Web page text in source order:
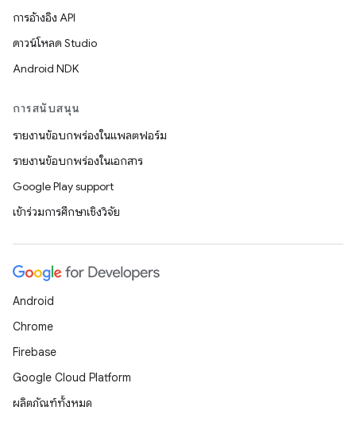
การอ้างอิง API
ดาวน์โหลด Studio
Android NDK
การสนับสนุน
รายงานข้อบกพร่องในแพลตฟอร์ม
รายงานข้อบกพร่องในเอกสาร
Google Play support
เข้าร่วมการศึกษาเชิงวิจัย
Android
Chrome
Firebase
Google Cloud Platform
ผลิตภัณฑ์ทั้งหมด